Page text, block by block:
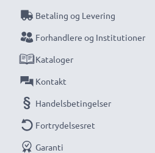
Betaling og Levering
Forhandlere og Institutioner
Kataloger
Kontakt
Handelsbetingelser
Fortrydelsesret
Garanti